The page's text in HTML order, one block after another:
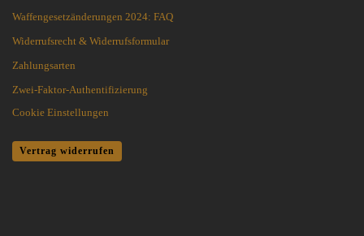
Waffengesetzänderungen 2024: FAQ
Widerrufsrecht & Widerrufsformular
Zahlungsarten
Zwei-Faktor-Authentifizierung
Cookie Einstellungen
Vertrag widerrufen